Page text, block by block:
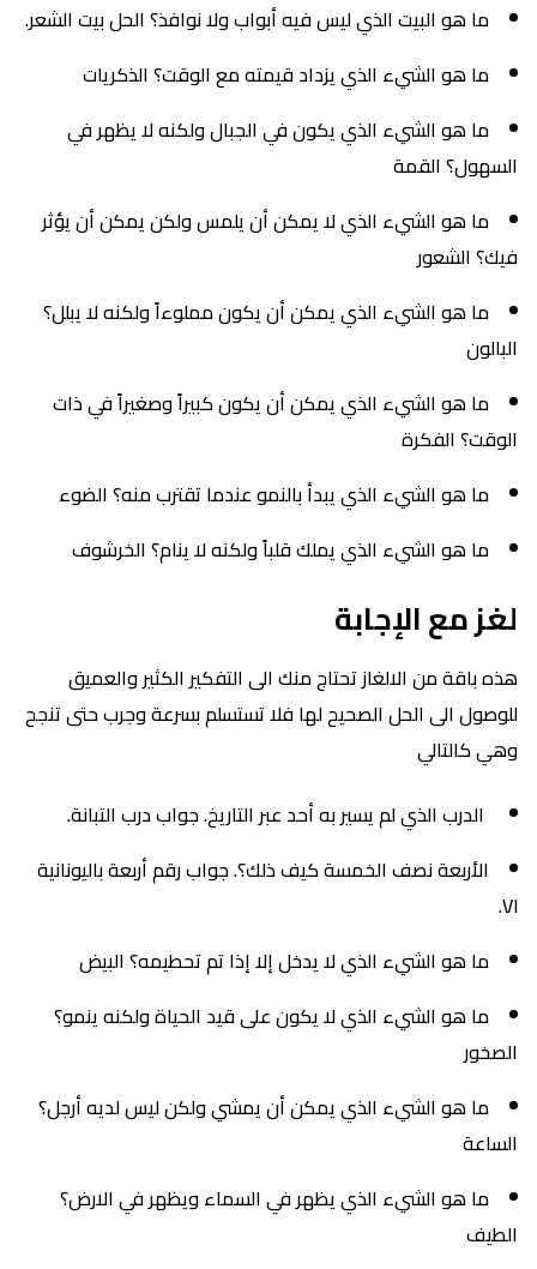
ما هو البيت الذي ليس فيه أبواب ولا نوافذ؟ الحل بيت الشعر.
ما هو الشيء الذي يزداد قيمته مع الوقت؟ الذكريات
ما هو الشيء الذي يكون في الجبال ولكنه لا يظهر في
السهول؟ القمة
ما هو الشيء الذي لا يمكن أن يلمس ولكن يمكن أن يؤثر
فيك؟ الشعور
ما هو الشيء الذي يمكن أن يكون مملوءاً ولكنه لا يبلل؟
البالون
ما هو الشيء الذي يمكن أن يكون كبيراً وصغيراً في ذات
الوقت؟ الفكرة
ما هو الشيء الذي يبدأ بالنمو عندما تقترب منه؟ الضوء
ما هو الشيء الذي يملك قلباً ولكنه لا ينام؟ الخرشوف
لغز مع الإجابة
هذه باقة من الالغاز تحتاج منك الى التفكير الكثير والعميق
للوصول الى الحل الصحيح لها فلا تستسلم بسرعة وجرب حتى تنجح
وهي كالتالي
الدرب الذي لم يسير به أحد عبر التاريخ. جواب درب التبانة.
الأربعة نصف الخمسة كيف ذلك؟. جواب رقم أربعة باليونانية
VI.
ما هو الشيء الذي لا يدخل إلا إذا تم تحطيمه؟ البيض
ما هو الشيء الذي لا يكون على قيد الحياة ولكنه ينمو؟
الصخور
ما هو الشيء الذي يمكن أن يمشي ولكن ليس لديه أرجل؟
الساعة
ما هو الشيء الذي يظهر في السماء ويظهر في الارض؟
الطيف